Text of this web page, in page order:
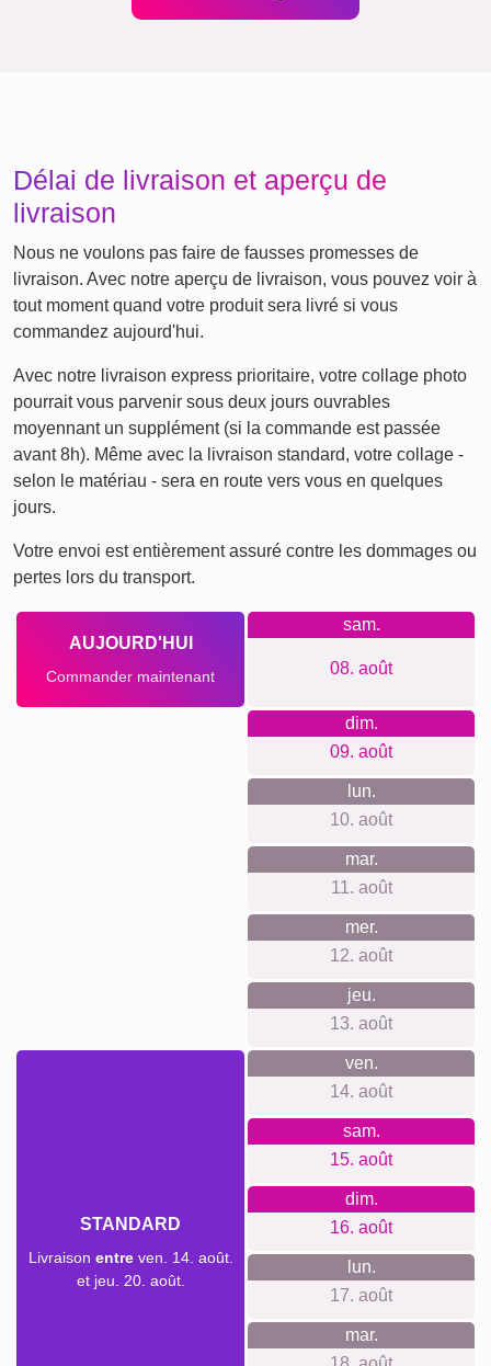
Chiens
Chats
XXL
Deuil
Deuil pour animaux de
compagnie